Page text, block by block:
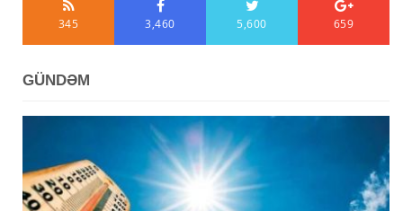
345 3,460 5,600 659
GÜNDƏM